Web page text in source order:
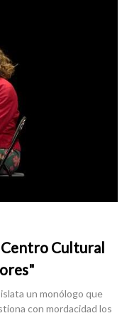
Centro Cultural
un monólogo que
con mordacidad los